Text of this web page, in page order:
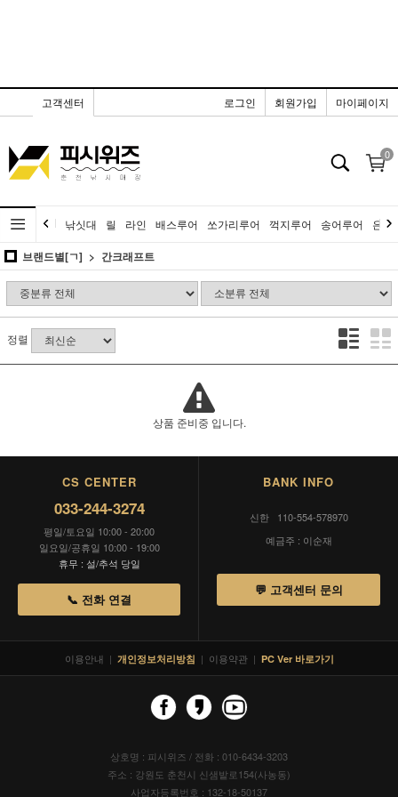
고객센터 로그인 회원가입 마이페이지
0
낚싯대 릴 라인 배스루어 쏘가리루어 꺽지루어 송어루어 은어
브랜드별[ㄱ] 간크래프트
정렬
상품 준비중 입니다.
CS CENTER
033-244-3274
평일/토요일 10:00 - 20:00
일요일/공휴일 10:00 - 19:00
휴무 : 설/추석 당일
📞 전화 연결
BANK INFO
신한 110-554-578970
예금주 : 이순재
💬 고객센터 문의
이용안내 | 개인정보처리방침 | 이용약관 | PC Ver 바로가기
상호명 : 피시위즈 / 전화 : 010-6434-3203
주소 : 강원도 춘천시 신샘밭로154(사농동)
사업자등록번호 : 132-18-50137